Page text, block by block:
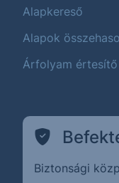
Alapkereső
Alapok
Árfolyam értesítő
Biztonsági